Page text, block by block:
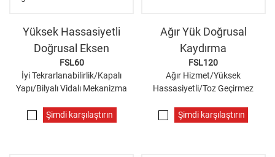
Yüksek Hassasiyetli
Doğrusal Eksen
FSL60
İyi Tekrarlanabilirlik/Kapalı
Yapı/Bilyalı Vidalı Mekanizma
Şimdi karşılaştırın
Ağır Yük Doğrusal
Kaydırma
FSL120
Ağır Hizmet/Yüksek
Hassasiyetli/Toz Geçirmez
Şimdi karşılaştırın